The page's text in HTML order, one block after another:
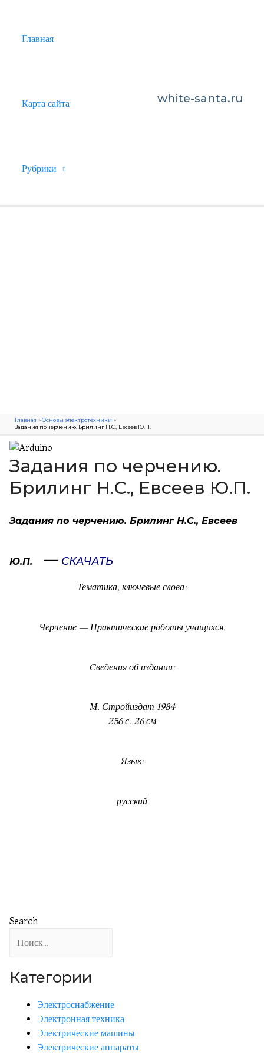
Главная
Карта сайта
Рубрики
white-santa.ru
Главная
Основы электротехники
Задания по черчению. Брилинг Н.С., Евсеев Ю.П.
Задания по черчению.
Брилинг Н.С., Евсеев Ю.П.
Задания по черчению. Брилинг Н.С., Евсеев
Ю.П. — СКАЧАТЬ
Тематика, ключевые слова:
Черчение — Практические работы учащихся.
Сведения об издании:
М. Стройиздат 1984
256 с. 26 см
Язык:
русский
Search
Категории
Электроснабжение
Электронная техника
Электрические машины
Электрические аппараты